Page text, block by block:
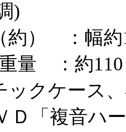
)
約） ：幅
量 ：約110
ックケース
「複音ハ